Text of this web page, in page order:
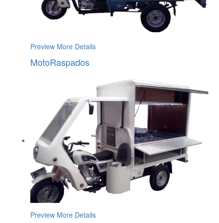
Preview More Details
MotoRaspados
Preview More Details